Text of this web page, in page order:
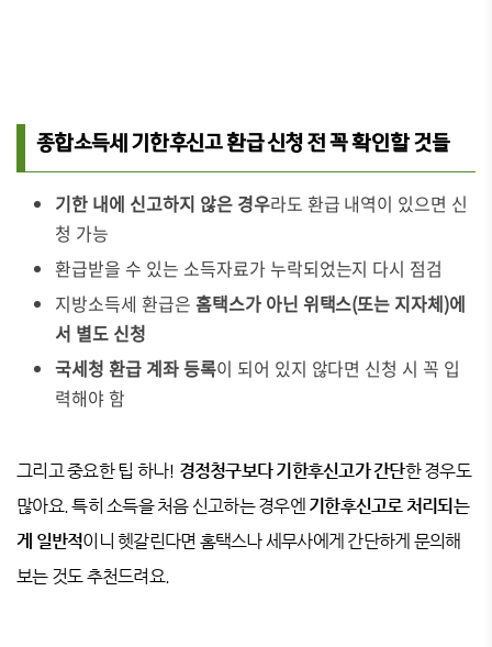
종합소득세 기한후신고 환급 신청 전 꼭 확인할 것들
기한 내에 신고하지 않은 경우라도 환급 내역이 있으면 신
청 가능
환급받을 수 있는 소득자료가 누락되었는지 다시 점검
지방소득세 환급은 홈택스가 아닌 위택스(또는 지자체)에
서 별도 신청
국세청 환급 계좌 등록이 되어 있지 않다면 신청 시 꼭 입
력해야 함
그리고 중요한 팁 하나! 경정청구보다 기한후신고가 간단한 경우도
많아요. 특히 소득을 처음 신고하는 경우엔 기한후신고로 처리되는
게 일반적이니 헷갈린다면 홈택스나 세무사에게 간단하게 문의해
보는 것도 추천드려요.